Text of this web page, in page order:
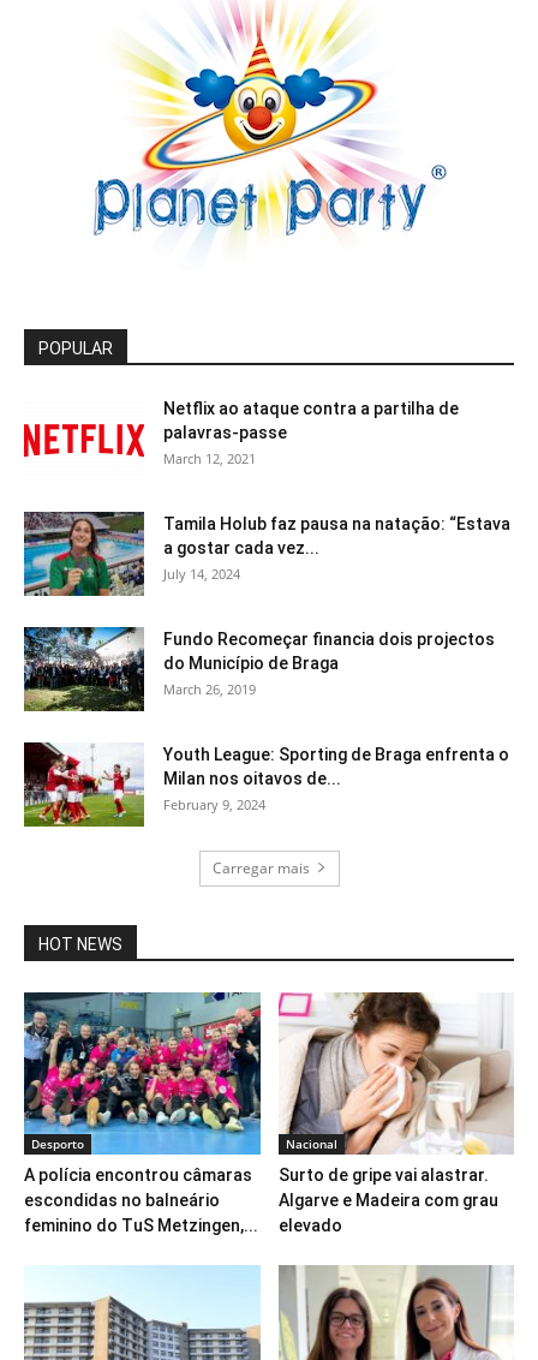
POPULAR
Netflix ao ataque contra a partilha de
palavras-passe
March 12, 2021
Tamila Holub faz pausa na natação: “Estava
a gostar cada vez...
July 14, 2024
Fundo Recomeçar financia dois projectos
do Município de Braga
March 26, 2019
Youth League: Sporting de Braga enfrenta o
Milan nos oitavos de...
February 9, 2024
Carregar mais
HOT NEWS
Desporto
A polícia encontrou câmaras
escondidas no balneário
feminino do TuS Metzingen,...
Nacional
Surto de gripe vai alastrar.
Algarve e Madeira com grau
elevado